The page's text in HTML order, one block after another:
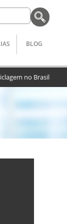
BLOG
no Brasil